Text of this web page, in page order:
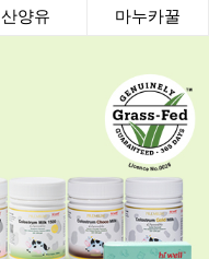
산양유 마누카꿀